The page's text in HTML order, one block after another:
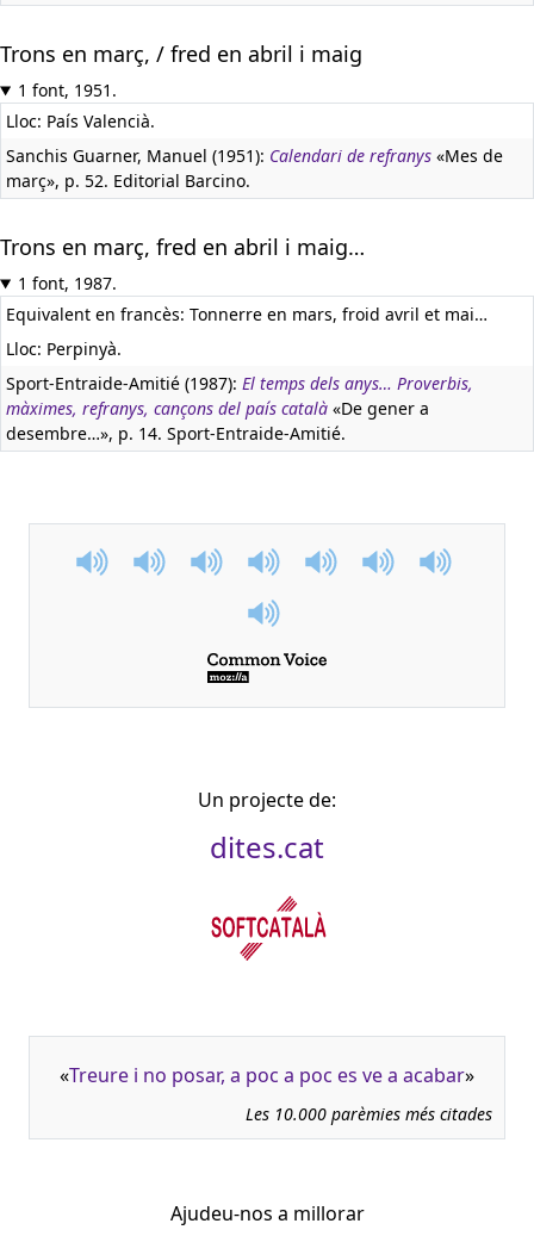
Trons en març, / fred en abril i maig
1 font, 1951.
Lloc: País Valencià.
Sanchis Guarner, Manuel (1951): Calendari de refranys «Mes de
març», p. 52. Editorial Barcino.
Trons en març, fred en abril i maig…
1 font, 1987.
Equivalent en francès: Tonnerre en mars, froid avril et mai…
Lloc: Perpinyà.
Sport-Entraide-Amitié (1987): El temps dels anys… Proverbis,
màximes, refranys, cançons del país català «De gener a
desembre…», p. 14. Sport-Entraide-Amitié.
Un projecte de:
dites.cat
«Treure i no posar, a poc a poc es ve a acabar»
Les 10.000 parèmies més citades
Ajudeu-nos a millorar